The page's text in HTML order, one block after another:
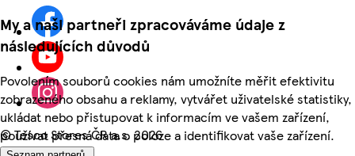
My a naši partneři zpracováváme údaje z
následujících důvodů
Povolením souborů cookies nám umožníte měřit efektivitu
zobrazeného obsahu a reklamy, vytvářet uživatelské statistiky,
ukládat nebo přistupovat k informacím ve vašem zařízení,
používat přesná data o poloze a identifikovat vaše zařízení.
©Tesco Stores ČR a.s. 2026